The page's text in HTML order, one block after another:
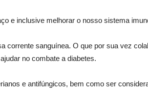
e inclusive melhorar o nosso sistema
sanguínea. O que por sua vez
no combate a diabetes.
e antifúngicos, bem como ser